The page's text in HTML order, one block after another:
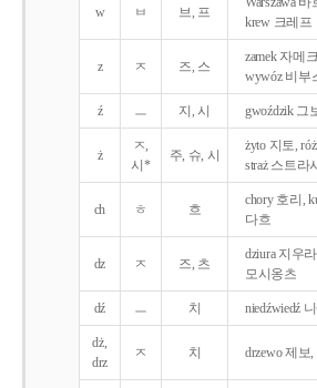
w ㅂ 브, 프
krew 크레프
z ㅈ 즈, 스
zamek 자메
wywóz 비부
ź ㅡ 지, 시 gwoździk 그
ż
ㅈ,
시*
주, 슈, 시
żyto 지토,
straż 스트라시
ch ㅎ 흐
chory 호리,
다흐
dz ㅈ 즈, 츠
dziura 지우
모시옹츠
dź ㅡ 치 niedźwiedź
dż,
drz
ㅈ 치 drzewo 제보,